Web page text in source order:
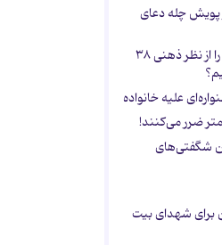
پویش چله دعای
چطور خودمان را از نظر ذهنی ۳۸
ضرر می‌کنند!
شگفتی‌های
برای شهدای بیت